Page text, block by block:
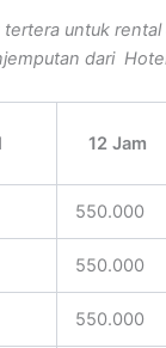
untuk rental
dari
12 Jam
550.000
550.000
550.000